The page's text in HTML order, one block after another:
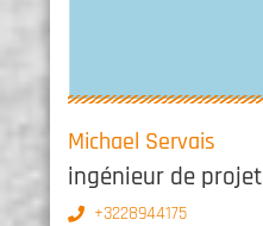
Michael Servais
ingénieur de projet
+3228944175